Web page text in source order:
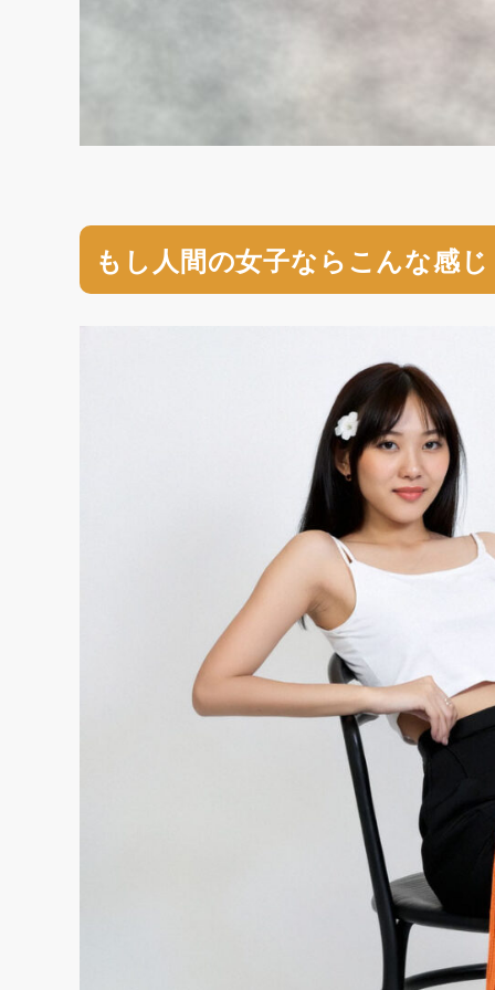
もし人間の女子ならこんな感